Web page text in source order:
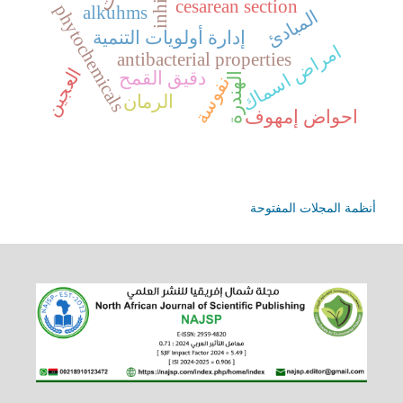
إدارة أولويات التنمية
cesarean section
alkuhms
phytochemicalsantibacterial propertiesامراض اسماك دقيق القمح العجين الهندرة
المبادئ
احواض إمهوف نفوسة الرمان
أنظمة المجلات المفتوحة